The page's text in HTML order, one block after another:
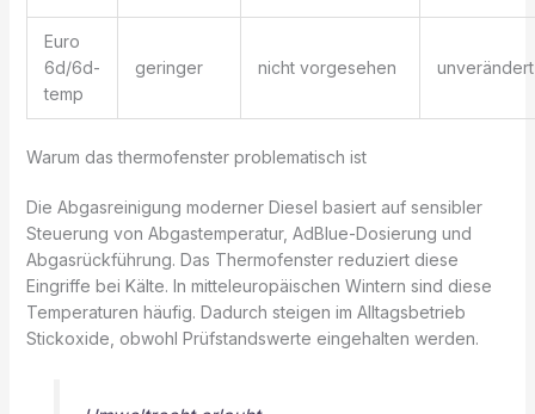
Euro
6d/6d-
temp
geringer nicht vorgesehen unverändert
Warum das thermofenster problematisch ist
Die Abgasreinigung moderner Diesel basiert auf sensibler
Steuerung von Abgastemperatur, AdBlue-Dosierung und
Abgasrückführung. Das Thermofenster reduziert diese
Eingriffe bei Kälte. In mitteleuropäischen Wintern sind diese
Temperaturen häufig. Dadurch steigen im Alltagsbetrieb
Stickoxide, obwohl Prüfstandswerte eingehalten werden.